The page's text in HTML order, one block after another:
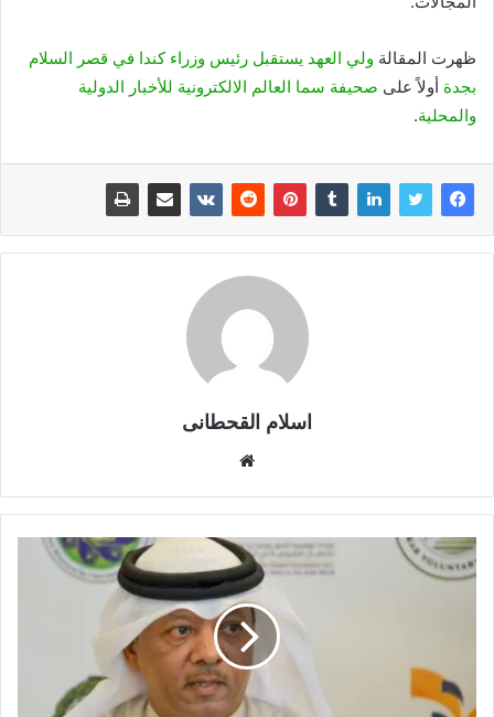
ظهرت المقالة ولي العهد يستقبل رئيس وزراء كندا في قصر السلام
بجدة أولاً على صحيفة سما العالم الالكترونية للأخبار الدولية
والمحلية.
اسلام القحطانى
ق
ع
ا
ل
و
ي
ب